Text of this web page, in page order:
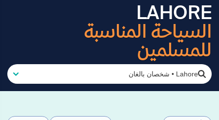
LAHORE
السياحة المناسبة
للمسلمين
Lahore
• شخصان بالغان